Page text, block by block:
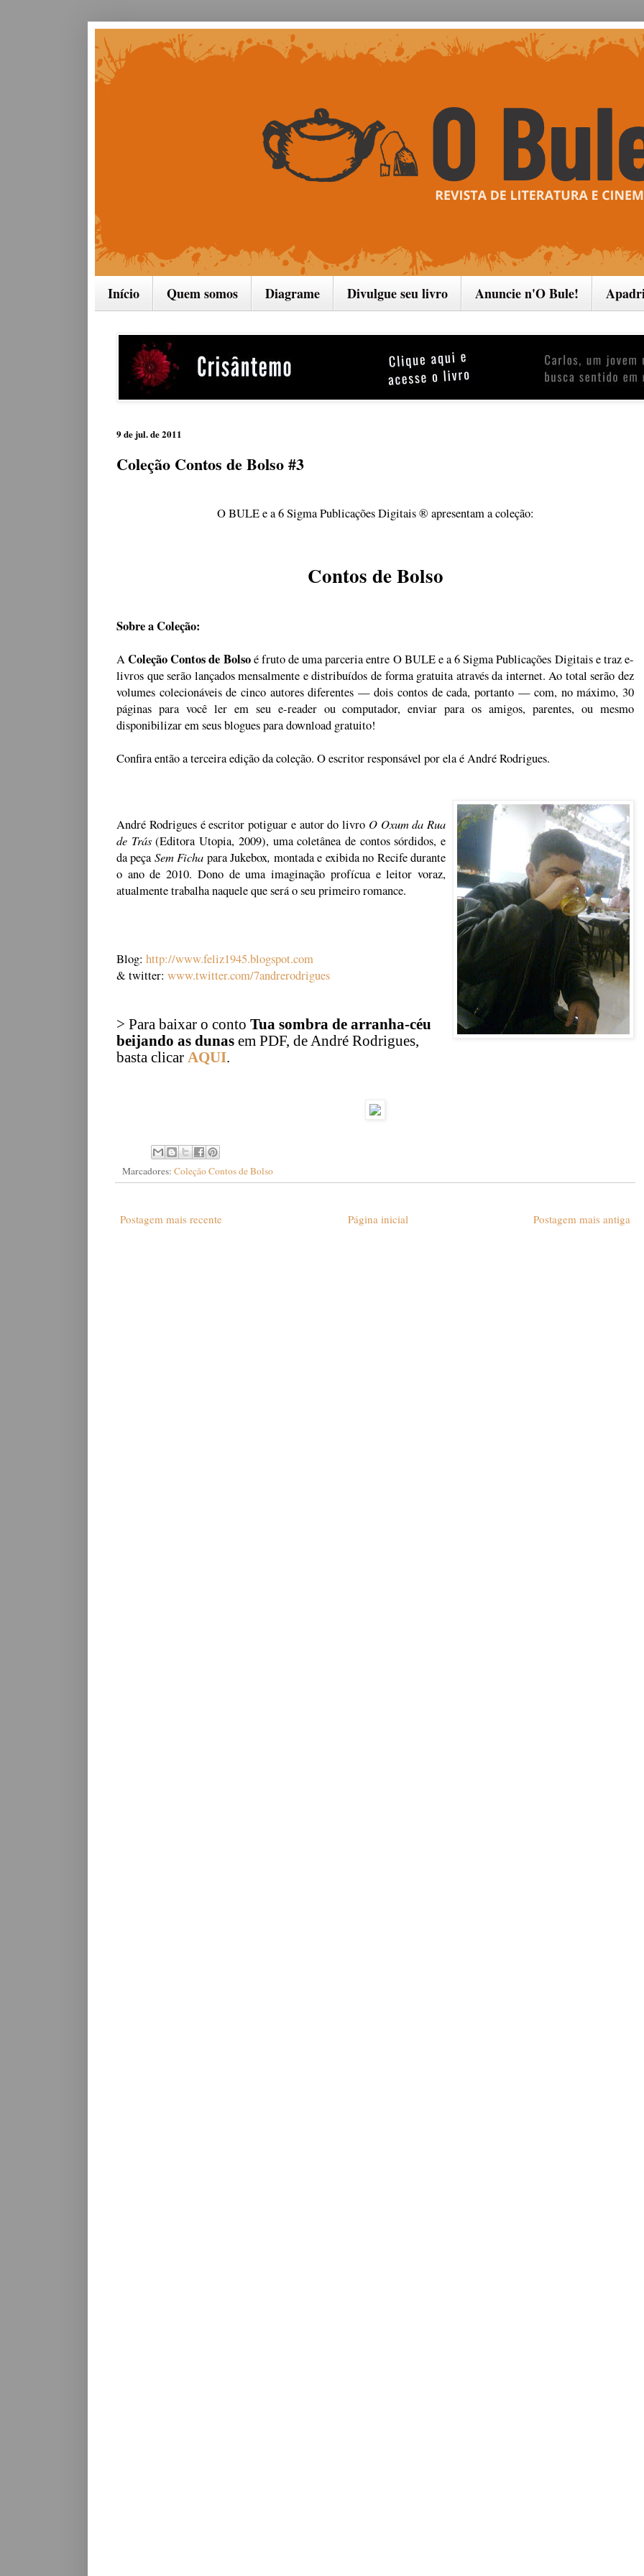
Início Quem somos Diagrame Divulgue seu livro Anuncie n'O Bule!
9 de jul. de 2011
Coleção Contos de Bolso #3
O BULE e a 6 Sigma Publicações Digitais ® apresentam a coleção:
Contos de Bolso
Sobre a Coleção:
AColeção Contos de Bolsoé fruto de uma parceria entre O BULE e a 6 Sigma Publicações Digitais e traz e-
livros que serão lançados mensalmente e distribuídos de forma gratuita através da internet. Ao total serão dez
volumes colecionáveis de cinco autores diferentes — dois contos de cada, portanto — com, no máximo, 30
páginas para você ler em seu e-reader ou computador, enviar para os amigos, parentes, ou mesmo
disponibilizar em seus blogues para download gratuito!
Confira então a terceira edição da coleção. O escritor responsável por ela é André Rodrigues.
André Rodrigues é escritor potiguar e autor do livro O Oxum da Rua
de Trás (Editora Utopia, 2009), uma coletânea de contos sórdidos, e
da peça Sem Ficha para Jukebox, montada e exibida no Recife durante
o ano de 2010. Dono de uma imaginação profícua e leitor voraz,
atualmente trabalha naquele que será o seu primeiro romance.
Blog: http://www.feliz1945.blogspot.com
& twitter: www.twitter.com/7andrerodrigues
> Para baixar o conto Tua sombra de arranha-céu
beijando as dunas em PDF, de André Rodrigues,
basta clicar AQUI.
Marcadores: Coleção Contos de Bolso
Postagem mais recente Postagem mais antiga
Página inicial